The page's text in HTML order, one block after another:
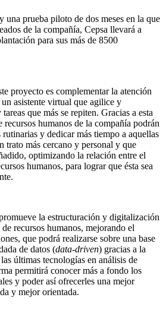
una prueba piloto de dos meses en la que
de la compañía, Cepsa llevará a
para sus más de 8500
proyecto es complementar la atención
asistente virtual que agilice y
que más se repiten. Gracias a esta
recursos humanos de la compañía podrán
rutinarias y dedicar más tiempo a aquellas
trato más cercano y personal y que
optimizando la relación entre el
humanos, para lograr que ésta sea
la estructuración y digitalización
recursos humanos, mejorando el
que podrá realizarse sobre una base
de datos (data-driven) gracias a la
últimas tecnologías en análisis de
permitirá conocer más a fondo los
y poder así ofrecerles una mejor
y mejor orientada.